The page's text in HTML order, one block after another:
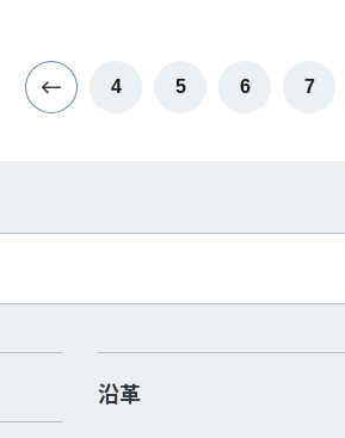
4 5 6 7
沿革